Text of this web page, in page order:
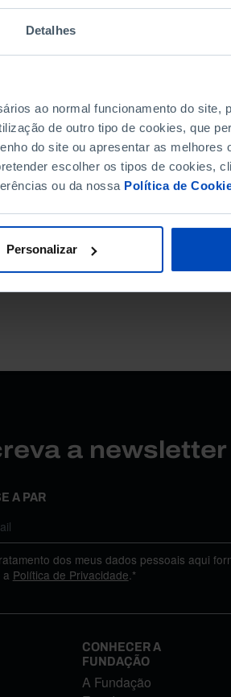
Detalhes
ao normal funcionamento do site,
de outro tipo de cookies, que
do site ou apresentar as melhores
escolher os tipos de cookies,
ou da nossa Política de
Personalizar
a
A PAR
dos meus dados pessoais aqui
a Política de Privacidade.*
CONHECER A
FUNDAÇÃO
A Fundação